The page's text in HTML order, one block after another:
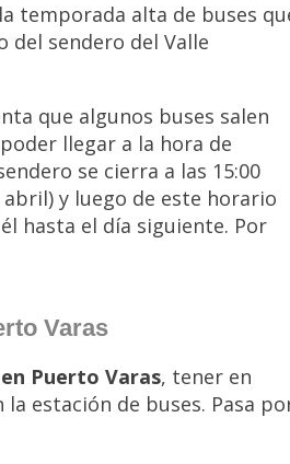
temporada alta de buses
del sendero del Valle
que algunos buses salen
llegar a la hora de
se cierra a las 15:00
y luego de este horario
hasta el día siguiente. Por
Varas
Puerto Varas, tener en
estación de buses. Pasa